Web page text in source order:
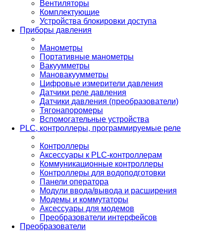
Вентиляторы
Комплектующие
Устройства блокировки доступа
Приборы давления
Манометры
Портативные манометры
Вакуумметры
Мановакуумметры
Цифровые измерители давления
Датчики реле давления
Датчики давления (преобразователи)
Тягонапоромеры
Вспомогательные устройства
PLС, контроллеры, программируемые реле
Контроллеры
Аксессуары к PLC-контроллерам
Коммуникационные контроллеры
Контроллеры для водоподготовки
Панели оператора
Модули ввода/вывода и расширения
Модемы и коммутаторы
Аксессуары для модемов
Преобразователи интерфейсов
Преобразователи